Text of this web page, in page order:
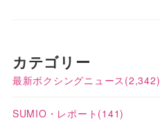
カテゴリー
最新ボクシングニュース (2,342)
SUMIO・レポート (141)